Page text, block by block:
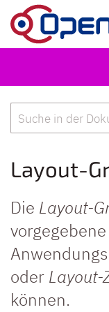
Zum Inhalt
Layout-
Die Layout-
oder Layout-
können.
Suche